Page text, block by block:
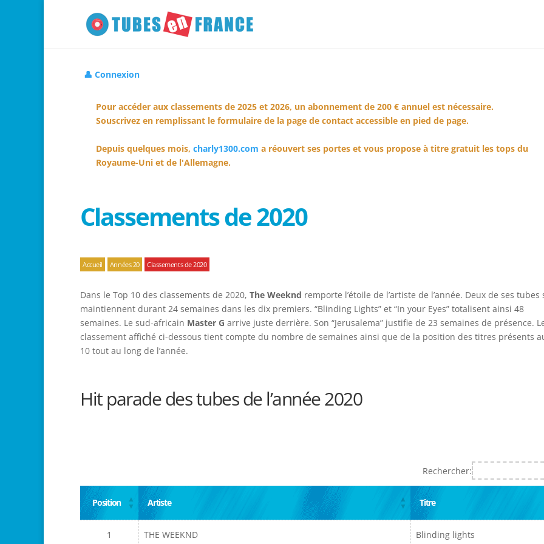
👤 Connexion
Pour accéder aux classements de 2025 et 2026, un abonnement de 200 € annuel est nécessaire.
Souscrivez en remplissant le formulaire de la page de contact accessible en pied de page.
Depuis quelques mois, charly1300.com a réouvert ses portes et vous propose à titre gratuit les tops du
Royaume-Uni et de l'Allemagne.
Classements de 2020
Accueil Années 20 Classements de 2020
Dans le Top 10 des classements de 2020, The Weeknd remporte l’étoile de l’artiste de l’année. Deux de ses tubes
maintiennent durant 24 semaines dans les dix premiers. “Blinding Lights” et “In your Eyes” totalisent ainsi 48
semaines. Le sud-africain Master G arrive juste derrière. Son “Jerusalema” justifie de 23 semaines de présence.
classement affiché ci-dessous tient compte du nombre de semaines ainsi que de la position des titres présents
10 tout au long de l’année.
Hit parade des tubes de l’année 2020
Rechercher:
Position Artiste Titre
1 THE WEEKND Blinding lights